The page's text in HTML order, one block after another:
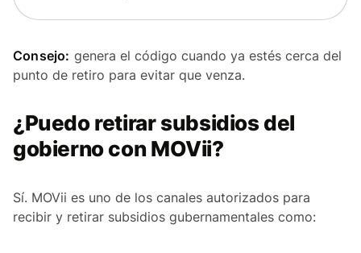
Consejo: genera el código cuando ya estés cerca del
punto de retiro para evitar que venza.
¿Puedo retirar subsidios del
gobierno con MOVii?
Sí. MOVii es uno de los canales autorizados para
recibir y retirar subsidios gubernamentales como: